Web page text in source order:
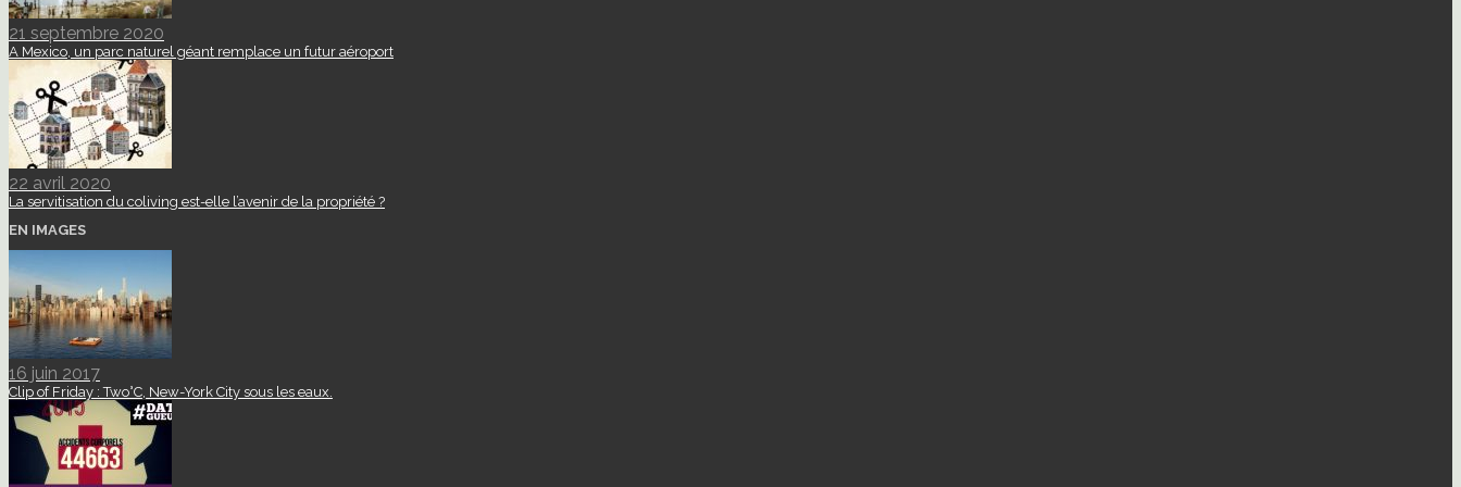
21 septembre 2020
A Mexico, un parc naturel géant remplace un futur aéroport
22 avril 2020
La servitisation du coliving est-elle l’avenir de la propriété ?
EN IMAGES
16 juin 2017
Clip of Friday : Two°C, New-York City sous les eaux.